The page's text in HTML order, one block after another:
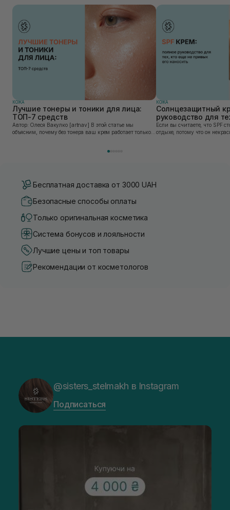
КОЖА
Лучшие тонеры и тоники для лица:
ТОП-7 средств
Автор: Олеся Вакулко [artnav] В этой статье мы
объясним, почему без тонера ваш крем работает только
КОЖА
Солнцезащитный
руководство для
привык его
Если вы считаете, что SPF
отдыхе, потому что он
Бесплатная доставка от 3000 UAH
Безопасные способы оплаты
Только оригинальная косметика
Система бонусов и лояльности
Лучшие цены и топ товары
Рекомендации от косметологов
@sisters_stelmakh в Instagram
Подписаться